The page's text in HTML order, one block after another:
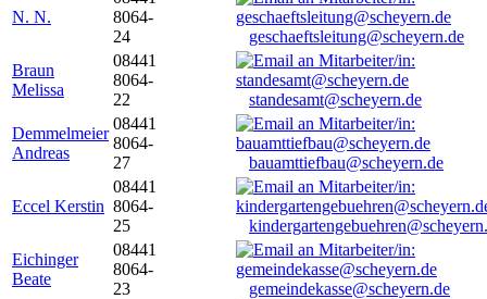
N. N.
8064-
24
geschaeftsleitung@scheyern.de
Braun
Melissa
08441
8064-
22
standesamt@scheyern.de
Demmelmeier
Andreas
08441
8064-
27
bauamttiefbau@scheyern.de
Eccel Kerstin
08441
8064-
25
Eichinger
Beate
08441
8064-
23
gemeindekasse@scheyern.de